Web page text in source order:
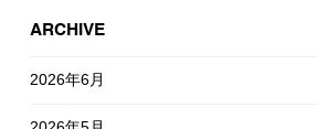
ARCHIVE
2026年6月